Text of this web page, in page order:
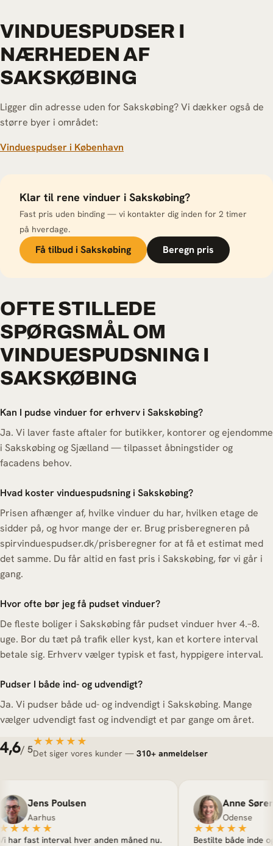
VINDUESPUDSER I
NÆRHEDEN AF
SAKSKØBING
Ligger din adresse uden for Sakskøbing? Vi dækker også de
større byer i området:
Vinduespudser i København
Klar til rene vinduer i Sakskøbing?
Fast pris uden binding — vi kontakter dig inden for 2 timer
på hverdage.
Få tilbud i Sakskøbing Beregn pris
OFTE STILLEDE
SPØRGSMÅL OM
VINDUESPUDSNING I
SAKSKØBING
Kan I pudse vinduer for erhverv i Sakskøbing?
Ja. Vi laver faste aftaler for butikker, kontorer og ejendomme
i Sakskøbing og Sjælland — tilpasset åbningstider og
facadens behov.
Hvad koster vinduespudsning i Sakskøbing?
Prisen afhænger af, hvilke vinduer du har, hvilken etage de
sidder på, og hvor mange der er. Brug prisberegneren på
spirvinduespudser.dk/prisberegner for at få et estimat med
det samme. Du får altid en fast pris i Sakskøbing, før vi går i
gang.
Hvor ofte bør jeg få pudset vinduer?
De fleste boliger i Sakskøbing får pudset vinduer hver 4.–8.
uge. Bor du tæt på trafik eller kyst, kan et kortere interval
betale sig. Erhverv vælger typisk et fast, hyppigere interval.
Pudser I både ind- og udvendigt?
Ja. Vi pudser både ud- og indvendigt i Sakskøbing. Mange
vælger udvendigt fast og indvendigt et par gange om året.
4,6/ 5
★★★★★
★★★★★
Det siger vores kunder — 310+ anmeldelser
Jens Poulsen
Aarhus
fast interval hver anden måned nu.
Anne
Odense
★★★★★
Bestilte både inde og